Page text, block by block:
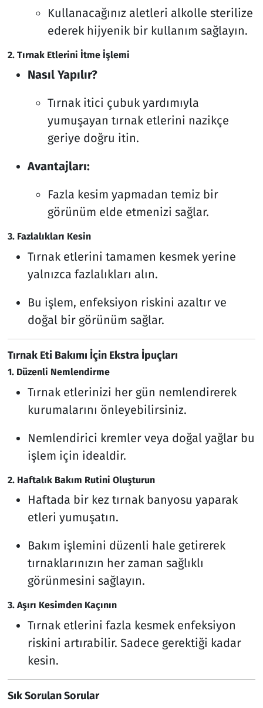
Kullanacağınız aletleri alkolle sterilize
ederek hijyenik bir kullanım sağlayın.
2. Tırnak Etlerini İtme İşlemi
Nasıl Yapılır?
Tırnak itici çubuk yardımıyla
yumuşayan tırnak etlerini nazikçe
geriye doğru itin.
Avantajları:
Fazla kesim yapmadan temiz bir
görünüm elde etmenizi sağlar.
3. Fazlalıkları Kesin
Tırnak etlerini tamamen kesmek yerine
yalnızca fazlalıkları alın.
Bu işlem, enfeksiyon riskini azaltır ve
doğal bir görünüm sağlar.
Tırnak Eti Bakımı İçin Ekstra İpuçları
1. Düzenli Nemlendirme
Tırnak etlerinizi her gün nemlendirerek
kurumalarını önleyebilirsiniz.
Nemlendirici kremler veya doğal yağlar bu
işlem için idealdir.
2. Haftalık Bakım Rutini Oluşturun
Haftada bir kez tırnak banyosu yaparak
etleri yumuşatın.
Bakım işlemini düzenli hale getirerek
tırnaklarınızın her zaman sağlıklı
görünmesini sağlayın.
3. Aşırı Kesimden Kaçının
Tırnak etlerini fazla kesmek enfeksiyon
riskini artırabilir. Sadece gerektiği kadar
kesin.
Sık Sorulan Sorular